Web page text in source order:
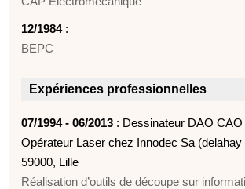
12/1984:
BEPC
Expériences professionnelles
07/1994 - 06/2013 : Dessinateur DAO CAO
Opérateur Laser chez Innodec Sa (delahay
59000, Lille
Réalisation d’outils de découpe sur